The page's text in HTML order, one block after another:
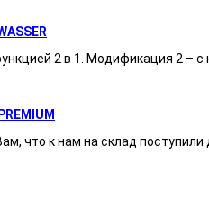
2 в 1. Модификация 2 –
к нам на склад поступили